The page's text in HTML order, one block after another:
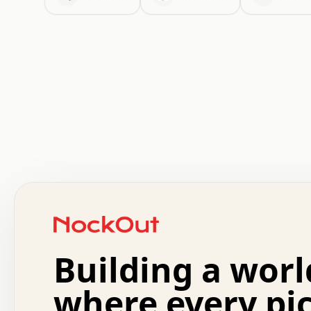
.   +   .   .   o   .   .   .   .   .   .   :   .
.   .   .   o   .   .   .   .   .   .   .   .   x   .
.   .   .   .   +   .   .   .   .   .   .   .   +
.   :   .   .   .   .   .   .   .   .   o   .   .
.   .   .   x   .   .   .   .   .   .   :   .   .   o
Building a